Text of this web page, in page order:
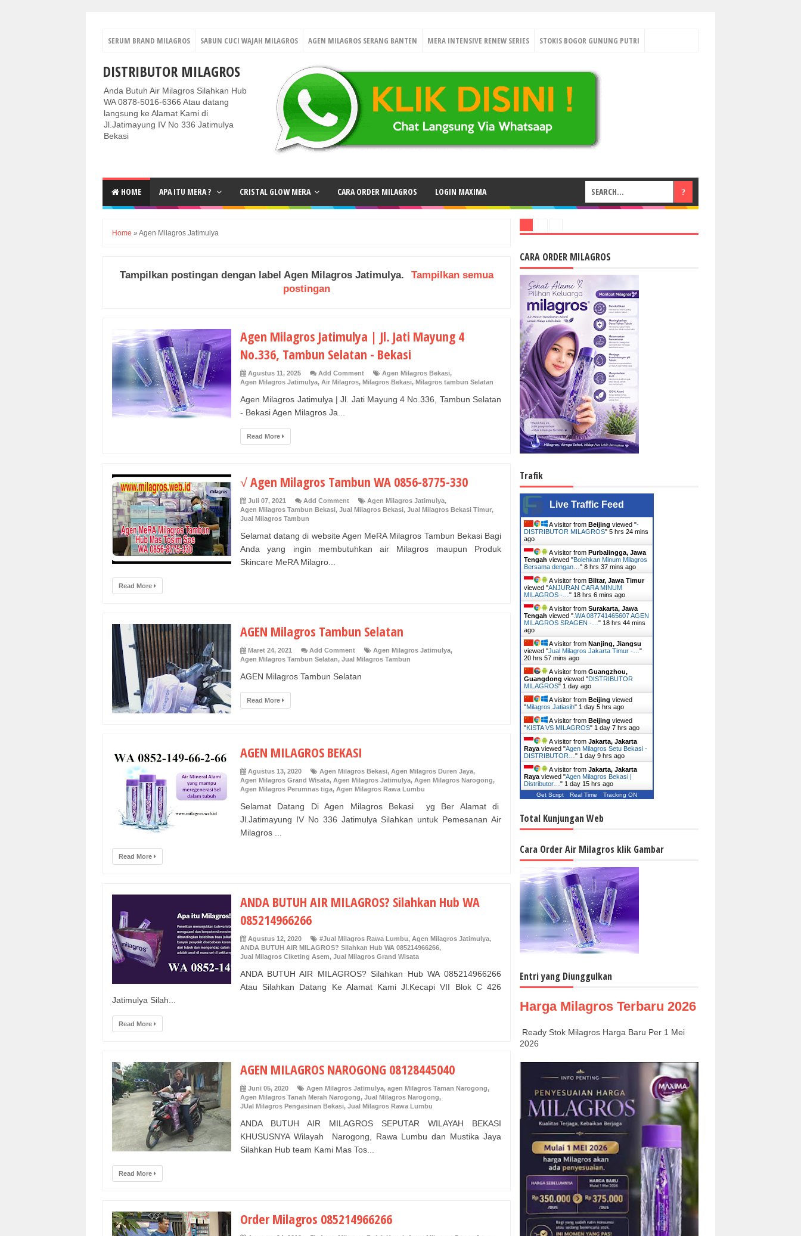
SERUM BRAND MILAGROS SABUN CUCI WAJAH MILAGROS AGEN MILAGROS SERANG BANTEN MERA INTENSIVE RENEW SERIES STOKIS BOGOR GUNUNG PUTRI
DISTRIBUTOR MILAGROS
Anda Butuh Air Milagros Silahkan Hub
WA 0878-5016-6366 Atau datang
langsung ke Alamat Kami di
Jl.Jatimayung IV No 336 Jatimulya
Bekasi
HOME APA ITU MERA ? CRISTAL GLOW MERA CARA ORDER MILAGROS LOGIN MAXIMA
Home » Agen Milagros Jatimulya
Tampilkan postingan dengan labelAgen Milagros Jatimulya.
Tampilkan semua
postingan
Agen Milagros Jatimulya | Jl. Jati Mayung 4
No.336, Tambun Selatan - Bekasi
Agustus 11, 2025 Add Comment Agen Milagros Bekasi,
Agen Milagros Jatimulya, Air Milagros, Milagros Bekasi, Milagros tambun Selatan
Agen Milagros Jatimulya | Jl. Jati Mayung 4 No.336, Tambun Selatan
- Bekasi Agen Milagros Ja...
Read More
√ Agen Milagros Tambun WA 0856-8775-330
Juli 07, 2021 Add Comment Agen Milagros Jatimulya,
Agen Milagros Tambun Bekasi, Jual Milagros Bekasi, Jual Milagros Bekasi Timur,
Jual Milagros Tambun
Selamat datang di website Agen MeRA Milagros Tambun Bekasi Bagi
Anda yang ingin membutuhkan air Milagros maupun Produk
Skincare MeRA Milagro...
Read More
AGEN Milagros Tambun Selatan
Maret 24, 2021 Add Comment Agen Milagros Jatimulya,
Agen Milagros Tambun Selatan, Jual Milagros Tambun
AGEN Milagros Tambun Selatan
Read More
AGEN MILAGROS BEKASI
Agustus 13, 2020 Agen Milagros Bekasi, Agen Milagros Duren Jaya,
Agen Milagros Grand Wisata, Agen Milagros Jatimulya, Agen Milagros Narogong,
Agen Milagros Perumnas tiga, Agen Milagros Rawa Lumbu
Selamat Datang Di Agen Milagros Bekasi yg Ber Alamat di
Jl.Jatimayung IV No 336 Jatimulya Silahkan untuk Pemesanan Air
Milagros ...
Read More
ANDA BUTUH AIR MILAGROS? Silahkan Hub WA
085214966266
Agustus 12, 2020 #Jual Milagros Rawa Lumbu, Agen Milagros Jatimulya,
ANDA BUTUH AIR MILAGROS? Silahkan Hub WA 085214966266,
Jual Milagros Ciketing Asem, Jual Milagros Grand Wisata
ANDA BUTUH AIR MILAGROS? Silahkan Hub WA 085214966266
Atau Silahkan Datang Ke Alamat Kami Jl.Kecapi VII Blok C 426
Jatimulya Silah...
Read More
AGEN MILAGROS NAROGONG 08128445040
Juni 05, 2020 Agen Milagros Jatimulya, agen Milagros Taman Narogong,
Agen Milagros Tanah Merah Narogong, Jual Milagros Narogong,
JUal Milagros Pengasinan Bekasi, Jual Milagros Rawa Lumbu
ANDA BUTUH AIR MILAGROS SEPUTAR WILAYAH BEKASI
KHUSUSNYA Wilayah Narogong, Rawa Lumbu dan Mustika Jaya
Silahkan Hub team Kami Mas Tos...
Read More
Order Milagros 085214966266
CARA ORDER MILAGROS
Trafik
Live Traffic Feed
A visitor from Beijing viewed "-
DISTRIBUTOR MILAGROS" 5 hrs 24 mins
ago
A visitor from Purbalingga, Jawa
Tengah viewed "Bolehkan Minum Milagros
Bersama dengan… " 8 hrs 38 mins ago
A visitor from Blitar, Jawa Timur
viewed "ANJURAN CARA MINUM
MILAGROS -… " 18 hrs 6 mins ago
A visitor from Surakarta, Jawa
Tengah viewed " .WA 087741465607 AGEN
MILAGROS SRAGEN -… " 18 hrs 44 mins
ago
A visitor from Nanjing, Jiangsu
viewed "Jual Milagros Jakarta Timur -… "
20 hrs 57 mins ago
A visitor from Guangzhou,
Guangdong viewed "DISTRIBUTOR
MILAGROS" 1 day ago
A visitor from Beijing viewed
"Milagros Jatiasih" 1 day 5 hrs ago
A visitor from Beijing viewed
"KISTA VS MILAGROS" 1 day 7 hrs ago
A visitor from Jakarta, Jakarta
Raya viewed "Agen Milagros Setu Bekasi -
DISTRIBUTOR… " 1 day 9 hrs ago
A visitor from Jakarta, Jakarta
Raya viewed "Agen Milagros Bekasi |
Distributor… " 1 day 15 hrs ago
Get Script Real Time Tracking ON
Total Kunjungan Web
Cara Order Air Milagros klik Gambar
Entri yang Diunggulkan
Harga Milagros Terbaru 2026
Ready Stok Milagros Harga Baru Per 1 Mei
2026